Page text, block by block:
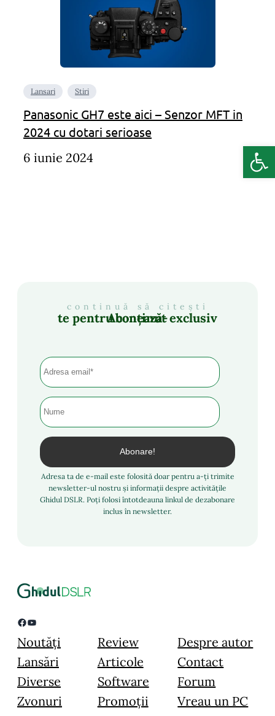
Lansari Stiri
Panasonic GH7 este aici – Senzor MFT in
2024 cu dotari serioase
6 iunie 2024
continuă să citești
Abonează-te pentru conținut exclusiv
Adresa ta de e-mail este folosită doar pentru a-ți trimite
newsletter-ul nostru și informații despre activitățile
Ghidul DSLR. Poți folosi întotdeauna linkul de dezabonare
inclus în newsletter.
Facebook YouTube
Noutăți
Lansări
Diverse
Zvonuri
Review
Articole
Software
Promoții
Despre autor
Contact
Forum
Vreau un PC